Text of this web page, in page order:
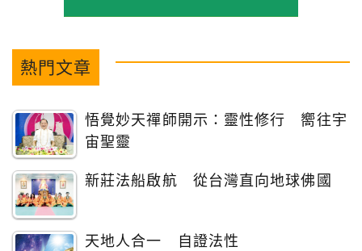
熱門文章
悟覺妙天禪師開示：靈性修行 嚮往宇
宙聖靈
新莊法船啟航 從台灣直向地球佛國
天地人合一 自證法性